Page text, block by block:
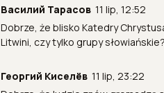
Василий Тарасов 11 lip, 12:52
Dobrze, że blisko Katedry
Litwini, czy tylko grupy
Георгий Киселёв 11 lip, 23:22